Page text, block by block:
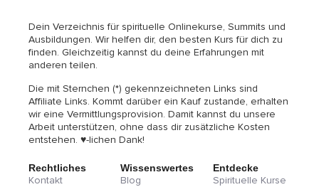
Dein Verzeichnis für spirituelle Onlinekurse, Summits und
Ausbildungen. Wir helfen dir, den besten Kurs für dich zu
finden. Gleichzeitig kannst du deine Erfahrungen mit
anderen teilen.
Die mit Sternchen (*) gekennzeichneten Links sind
Affiliate Links. Kommt darüber ein Kauf zustande, erhalten
wir eine Vermittlungsprovision. Damit kannst du unsere
Arbeit unterstützen, ohne dass dir zusätzliche Kosten
entstehen. ♥-lichen Dank!
Rechtliches
Kontakt
Wissenswertes
Blog
Entdecke
Spirituelle Kurse